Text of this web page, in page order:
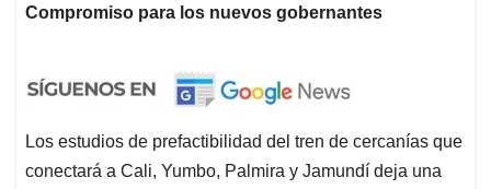
Compromiso para los nuevos gobernantes
Los estudios de prefactibilidad del tren de cercanías que
conectará a Cali, Yumbo, Palmira y Jamundí deja una